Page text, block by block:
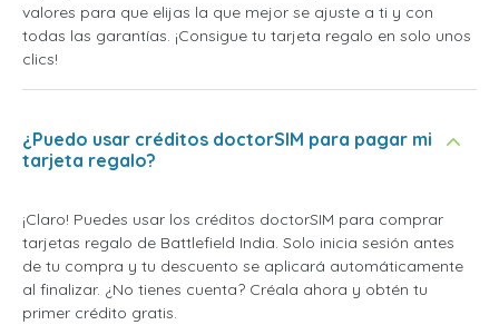
valores para que elijas la que mejor se ajuste a ti y con
todas las garantías. ¡Consigue tu tarjeta regalo en solo unos
clics!
¿Puedo usar créditos doctorSIM para pagar mi
tarjeta regalo?
¡Claro! Puedes usar los créditos doctorSIM para comprar
tarjetas regalo de Battlefield India. Solo inicia sesión antes
de tu compra y tu descuento se aplicará automáticamente
al finalizar. ¿No tienes cuenta? Créala ahora y obtén tu
primer crédito gratis.